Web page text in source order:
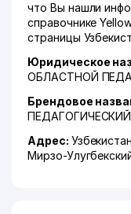
что Вы нашли
справочнике
страницы
Юридическое
ОБЛАСТНОЙ
Брендовое
Адрес:
Мирзо-